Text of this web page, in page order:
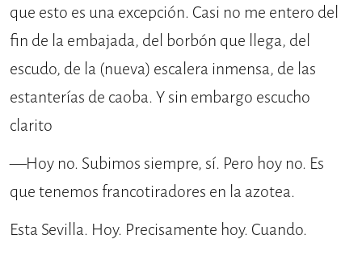
que esto es una excepción. Casi no me entero del
fin de la embajada, del borbón que llega, del
escudo, de la (nueva) escalera inmensa, de las
estanterías de caoba. Y sin embargo escucho
clarito
—Hoy no. Subimos siempre, sí. Pero hoy no. Es
que tenemos francotiradores en la azotea.
Esta Sevilla. Hoy. Precisamente hoy. Cuando.